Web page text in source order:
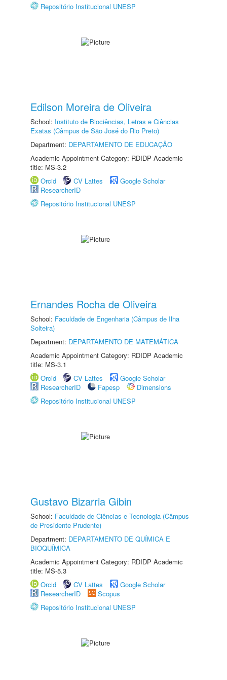
Repositório Institucional UNESP
Edilson Moreira de Oliveira
School: Instituto de Biociências, Letras e Ciências
Exatas (Câmpus de São José do Rio Preto)
Department: DEPARTAMENTO DE EDUCAÇÃO
Academic Appointment Category: RDIDP Academic
title: MS-3.2
Orcid
CV Lattes
Google Scholar
ResearcherID
Repositório Institucional UNESP
Ernandes Rocha de Oliveira
School: Faculdade de Engenharia (Câmpus de Ilha
Solteira)
Department: DEPARTAMENTO DE MATEMÁTICA
Academic Appointment Category: RDIDP Academic
title: MS-3.1
Orcid
CV Lattes
Google Scholar
ResearcherID
Fapesp
Dimensions
Repositório Institucional UNESP
Gustavo Bizarria Gibin
School: Faculdade de Ciências e Tecnologia (Câmpus
de Presidente Prudente)
Department: DEPARTAMENTO DE QUÍMICA E
BIOQUÍMICA
Academic Appointment Category: RDIDP Academic
title: MS-5.3
Orcid
CV Lattes
Google Scholar
ResearcherID
Scopus
Repositório Institucional UNESP